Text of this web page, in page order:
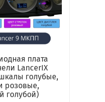
плата
LancerIX
голубые,
розовые,
голубой)